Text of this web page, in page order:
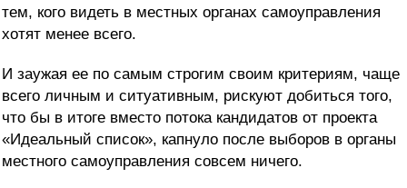
тем, кого видеть в местных органах самоуправления
хотят менее всего.
И заужая ее по самым строгим своим критериям, чаще
всего личным и ситуативным, рискуют добиться того,
что бы в итоге вместо потока кандидатов от проекта
«Идеальный список», капнуло после выборов в органы
местного самоуправления совсем ничего.